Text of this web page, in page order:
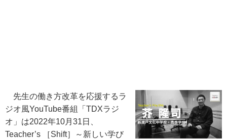
先生の働き方改革を応援するラ
ジオ風YouTube番組「TDXラジ
オ」は2022年10月31日、
Teacher’s ［Shift］～新しい学び